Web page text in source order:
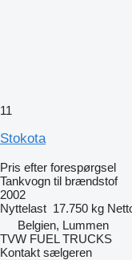
11
Stokota
Pris efter forespørgsel
Tankvogn til brændstof
2002
Nyttelast 17.750 kg
Belgien, Lummen
TVW FUEL TRUCKS
Kontakt sælgeren